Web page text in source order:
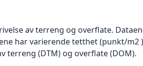
av terreng og overflate.
har varierende tetthet (punkt/
terreng (DTM) og overflate (DOM).